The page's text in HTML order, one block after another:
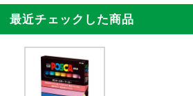
最近チェックした商品